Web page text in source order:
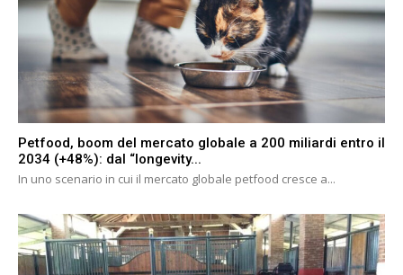
Petfood, boom del mercato globale a 200 miliardi entro il
2034 (+48%): dal “longevity...
In uno scenario in cui il mercato globale petfood cresce a...